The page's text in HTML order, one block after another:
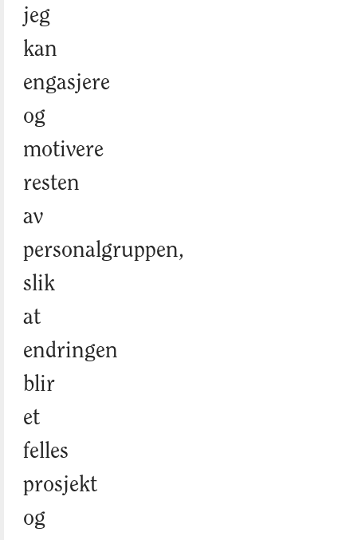
jeg
kan
engasjere
og
motivere
resten
av
personalgruppen,
slik
at
endringen
blir
et
felles
prosjekt
og